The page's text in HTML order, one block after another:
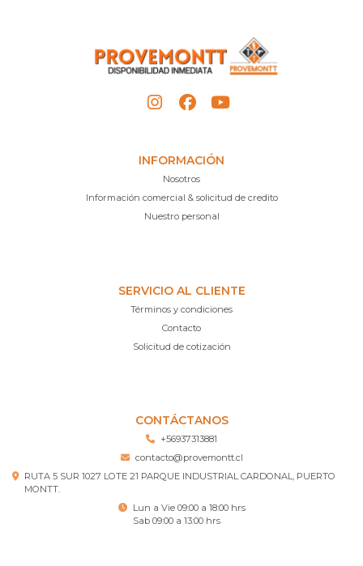
INFORMACIÓN
Nosotros
Información comercial & solicitud de credito
Nuestro personal
SERVICIO AL CLIENTE
Términos y condiciones
Contacto
Solicitud de cotización
CONTÁCTANOS
+56937313881
contacto@provemontt.cl
RUTA 5 SUR 1027 LOTE 21 PARQUE INDUSTRIAL CARDONAL, PUERTO
MONTT.
Lun a Vie 09:00 a 18:00 hrs
Sab 09:00 a 13:00 hrs